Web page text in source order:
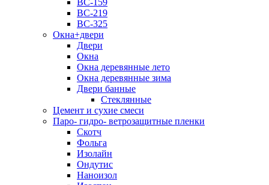
ВС-159
ВС-219
ВС-325
Окна+двери
Двери
Окна
Окна деревянные лето
Окна деревянные зима
Двери банные
Стеклянные
Цемент и сухие смеси
Паро- гидро- ветрозащитные пленки
Скотч
Фольга
Изолайн
Ондутис
Наноизол